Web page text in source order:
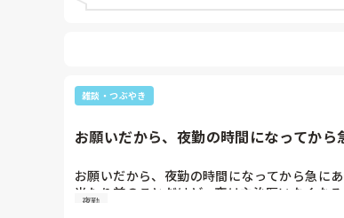
もう疲れた
雑談・つぶやき
お願いだから、夜勤の時間になってか
お願いだから、夜勤の時間になってから急に
夜勤